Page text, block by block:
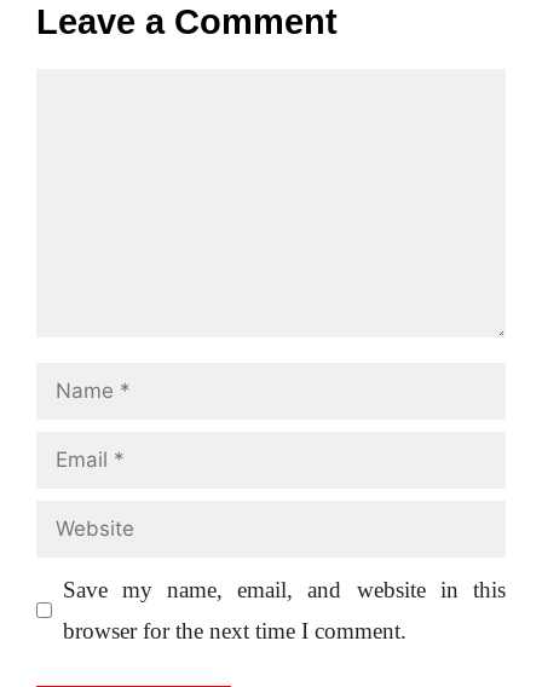
Leave a Comment
Name
Email
Website
Save my name, email, and website in this
browser for the next time I comment.